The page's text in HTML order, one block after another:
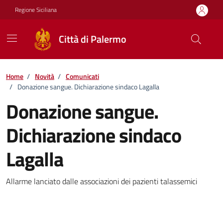
Vai ai contenuti
Vai al footer
Regione Siciliana
Città di Palermo
Home / Novità / Comunicati
/ Donazione sangue. Dichiarazione sindaco Lagalla
Donazione sangue.
Dichiarazione sindaco
Lagalla
Dettagli della notizia
Allarme lanciato dalle associazioni dei pazienti talassemici